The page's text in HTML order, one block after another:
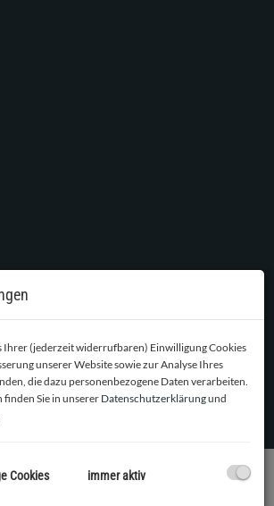
vom Rathausplatz aus
Ihrer (jederzeit widerrufbaren) Einwilligung Cookies
unserer Website sowie zur Analyse Ihres
die dazu personenbezogene Daten verarbeiten.
Sie in unserer Datenschutzerklärungund
Cookies immer aktiv